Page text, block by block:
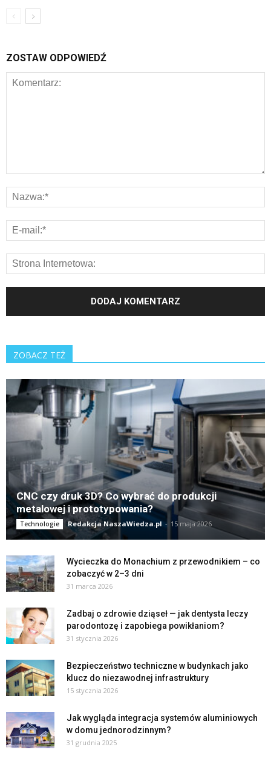
ZOSTAW ODPOWIEDŹ
ZOBACZ TEŻ
CNC czy druk 3D? Co wybrać do produkcji
metalowej i prototypowania?
Technologie Redakcja NaszaWiedza.pl - 15 maja 2026
Wycieczka do Monachium z przewodnikiem – co
zobaczyć w 2–3 dni
31 marca 2026
Zadbaj o zdrowie dziąseł — jak dentysta leczy
parodontozę i zapobiega powikłaniom?
31 stycznia 2026
Bezpieczeństwo techniczne w budynkach jako
klucz do niezawodnej infrastruktury
15 stycznia 2026
Jak wygląda integracja systemów aluminiowych
w domu jednorodzinnym?
31 grudnia 2025